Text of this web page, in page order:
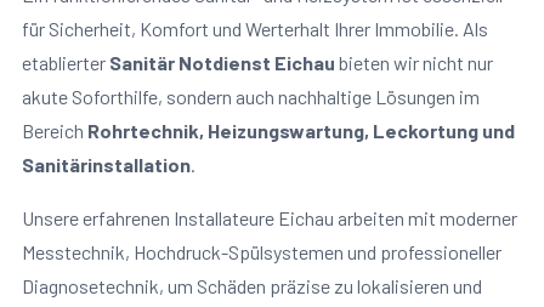
für Sicherheit, Komfort und Werterhalt Ihrer Immobilie. Als
etablierter Sanitär Notdienst Eichau bieten wir nicht nur
akute Soforthilfe, sondern auch nachhaltige Lösungen im
Bereich Rohrtechnik, Heizungswartung, Leckortung und
Sanitärinstallation.
Unsere erfahrenen Installateure Eichau arbeiten mit moderner
Messtechnik, Hochdruck-Spülsystemen und professioneller
Diagnosetechnik, um Schäden präzise zu lokalisieren und